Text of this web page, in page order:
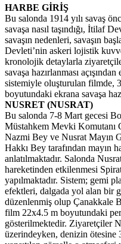
HARBE GİRİŞ
Bu salonda 1914 yılı savaş
savaşa nasıl taşındığı, İtilaf
savaşın nedenleri, savaşın
Devleti’nin askeri lojistik
kronolojik detaylarla
savaşa hazırlanması
sistemiyle oluşturulan filmde,
boyutundaki ekrana savaşa
NUSRET (NUSRAT)
Bu salonda 7-8 Mart gecesi
Müstahkem Mevki Komutanı
Nazmi Bey ve Nusrat Mayın
Hakkı Bey tarafından mayın
anlatılmaktadır. Salonda
hareketinden etkilenmesi
yapılmaktadır. Sistem; gemi
efektleri, dalgada yol alan bir
düzenlenmiş olup Çanakkale
film 22x4.5 m boyutundaki
gösterilmektedir. Ziyaretçiler
üzerindeyken, denizin ötesine